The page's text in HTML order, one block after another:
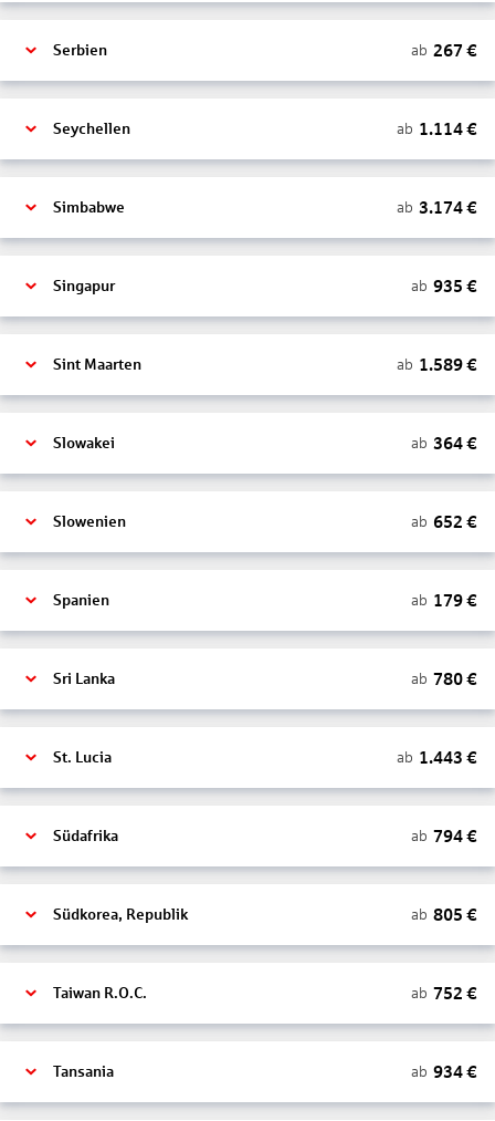
Serbien ab 267 €
Seychellen ab 1.114€
Simbabwe ab 3.174€
Singapur ab 935 €
Sint Maarten ab 1.589€
Slowakei ab 364€
Slowenien ab 652 €
Spanien ab 179€
Sri Lanka ab 780€
St. Lucia ab 1.443 €
Südafrika ab 794€
Südkorea, Republik ab 805 €
Taiwan R.O.C. ab 752 €
Tansania ab 934€